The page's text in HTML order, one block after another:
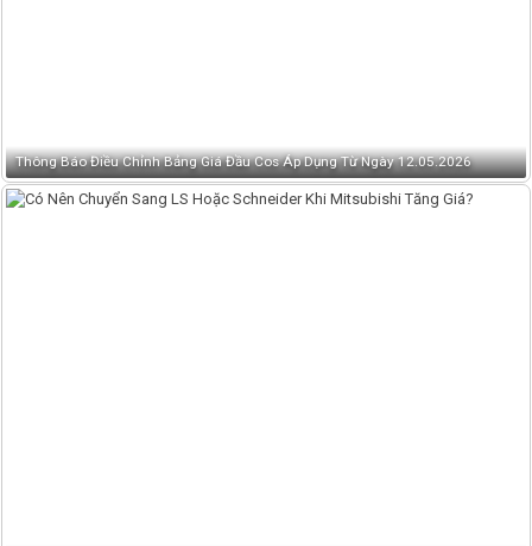
Thông Báo Điều Chỉnh Bảng Giá Đầu Cos Áp Dụng Từ Ngày 12.05.2026